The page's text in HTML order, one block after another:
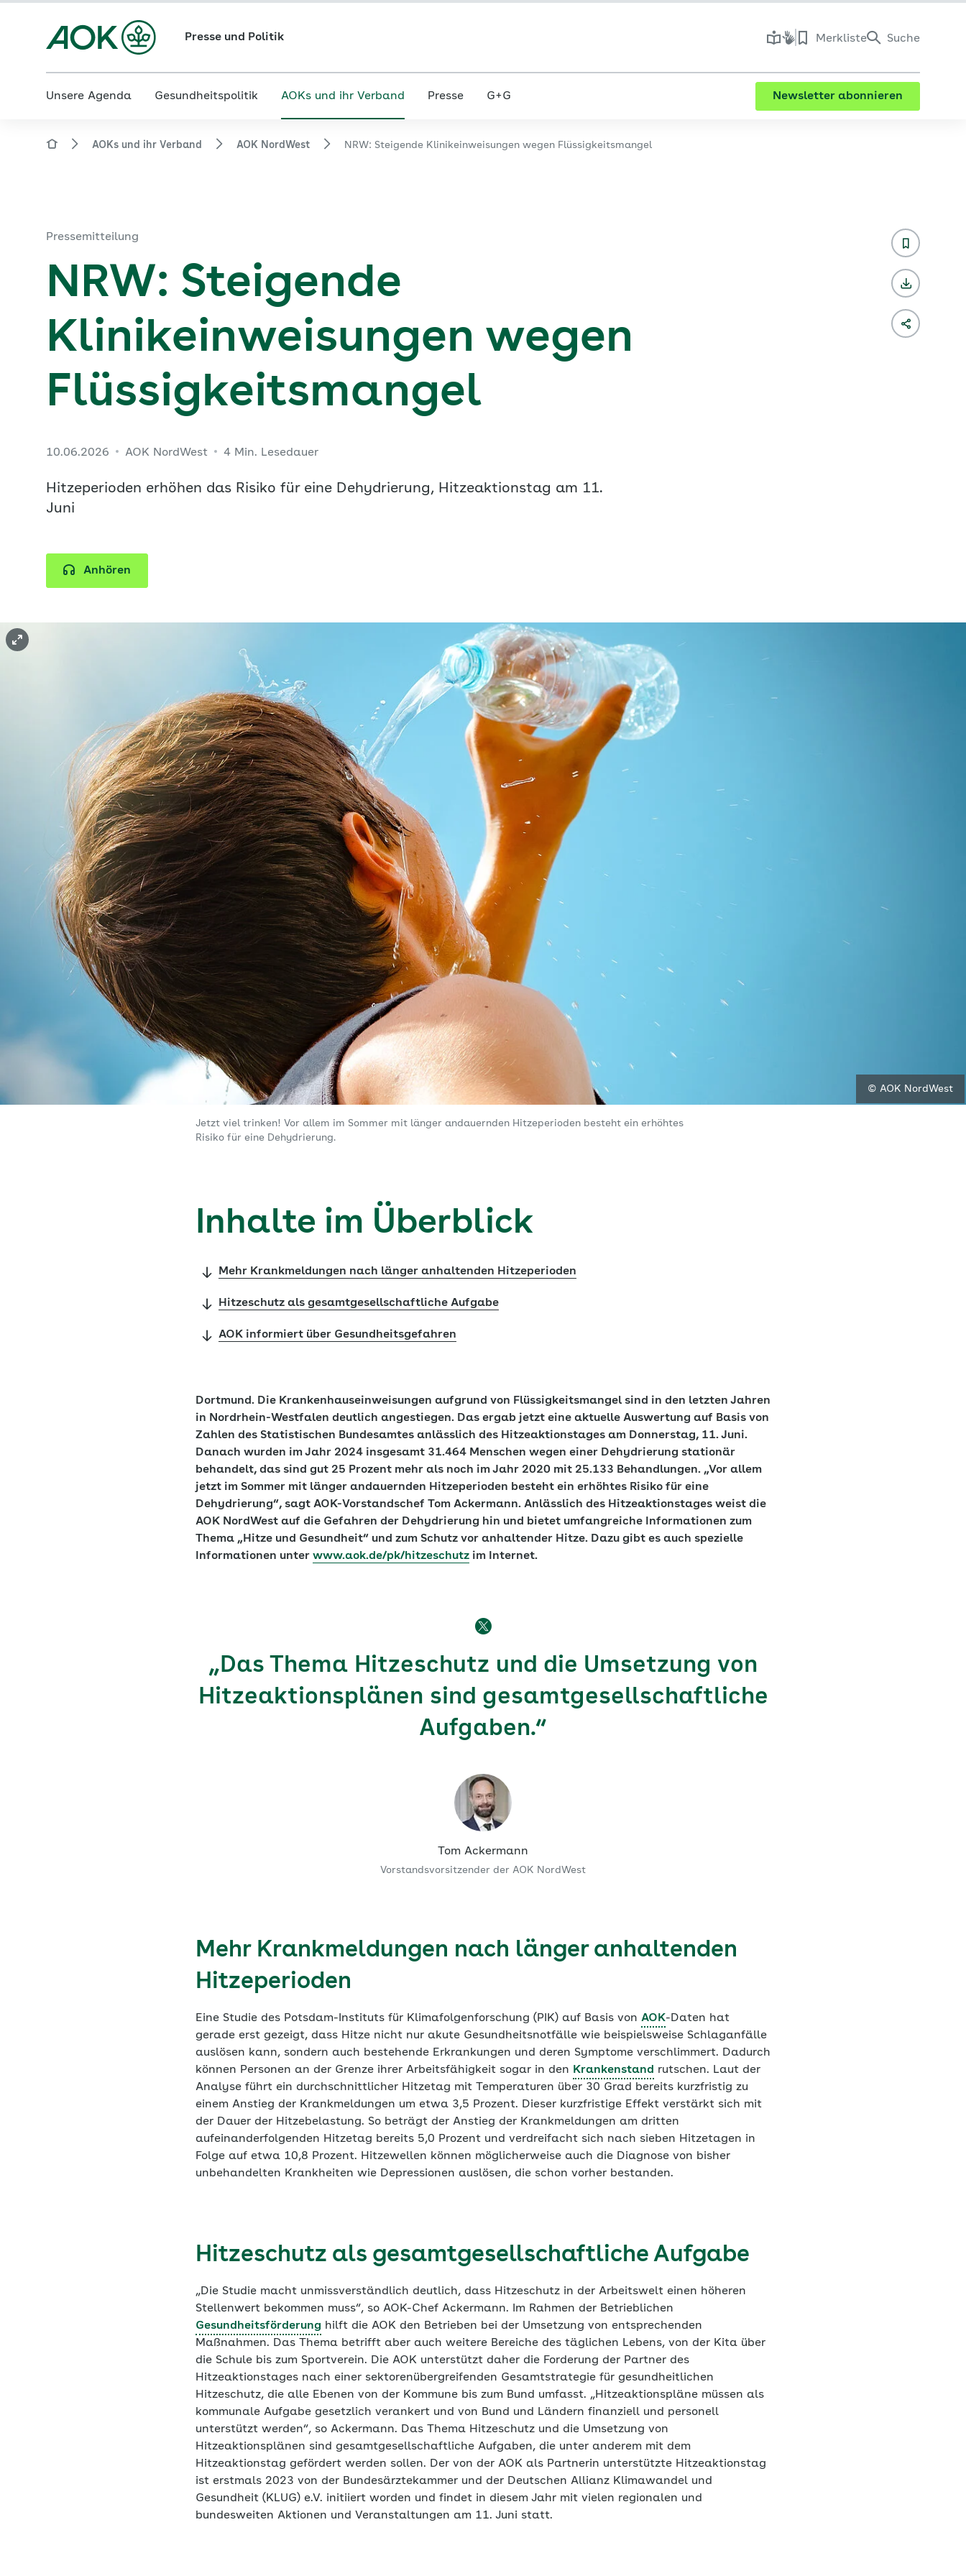
Presse und Politik Merkliste Suche
Unsere Agenda Gesundheitspolitik AOKs und ihr Verband Presse G+G Newsletter abonnieren
AOKs und ihr Verband AOK NordWest NRW: Steigende Klinikeinweisungen wegen Flüssigkeitsmangel
Pressemitteilung
NRW: Steigende
Klinikeinweisungen wegen
Flüssigkeitsmangel
10.06.2026 AOK NordWest 4 Min. Lesedauer
Hitzeperioden erhöhen das Risiko für eine Dehydrierung, Hitzeaktionstag am 11.
Juni
Anhören
© AOK NordWest
Jetzt viel trinken! Vor allem im Sommer mit länger andauernden Hitzeperioden besteht ein erhöhtes
Risiko für eine Dehydrierung.
Inhalte im Überblick
Mehr Krankmeldungen nach länger anhaltenden Hitzeperioden
Hitzeschutz als gesamtgesellschaftliche Aufgabe
AOK informiert über Gesundheitsgefahren
Dortmund. Die Krankenhauseinweisungen aufgrund von Flüssigkeitsmangel sind in den letzten Jahren
in Nordrhein-Westfalen deutlich angestiegen. Das ergab jetzt eine aktuelle Auswertung auf Basis von
Zahlen des Statistischen Bundesamtes anlässlich des Hitzeaktionstages am Donnerstag, 11. Juni.
Danach wurden im Jahr 2024 insgesamt 31.464 Menschen wegen einer Dehydrierung stationär
behandelt, das sind gut 25 Prozent mehr als noch im Jahr 2020 mit 25.133 Behandlungen. „Vor allem
jetzt im Sommer mit länger andauernden Hitzeperioden besteht ein erhöhtes Risiko für eine
Dehydrierung“, sagt AOK-Vorstandschef Tom Ackermann. Anlässlich des Hitzeaktionstages weist die
AOK NordWest auf die Gefahren der Dehydrierung hin und bietet umfangreiche Informationen zum
Thema „Hitze und Gesundheit“ und zum Schutz vor anhaltender Hitze. Dazu gibt es auch spezielle
Informationen unter www.aok.de/pk/hitzeschutz im Internet.
„Das Thema Hitzeschutz und die Umsetzung von
Hitzeaktionsplänen sind gesamtgesellschaftliche
Aufgaben.“
Tom Ackermann
Vorstandsvorsitzender der AOK NordWest
Mehr Krankmeldungen nach länger anhaltenden
Hitzeperioden
Eine Studie des Potsdam-Instituts für Klimafolgenforschung (PIK) auf Basis von AOK-Daten hat
gerade erst gezeigt, dass Hitze nicht nur akute Gesundheitsnotfälle wie beispielsweise Schlaganfälle
auslösen kann, sondern auch bestehende Erkrankungen und deren Symptome verschlimmert. Dadurch
können Personen an der Grenze ihrer Arbeitsfähigkeit sogar in den Krankenstand rutschen. Laut der
Analyse führt ein durchschnittlicher Hitzetag mit Temperaturen über 30 Grad bereits kurzfristig zu
einem Anstieg der Krankmeldungen um etwa 3,5 Prozent. Dieser kurzfristige Effekt verstärkt sich mit
der Dauer der Hitzebelastung. So beträgt der Anstieg der Krankmeldungen am dritten
aufeinanderfolgenden Hitzetag bereits 5,0 Prozent und verdreifacht sich nach sieben Hitzetagen in
Folge auf etwa 10,8 Prozent. Hitzewellen können möglicherweise auch die Diagnose von bisher
unbehandelten Krankheiten wie Depressionen auslösen, die schon vorher bestanden.
Hitzeschutz als gesamtgesellschaftliche Aufgabe
„Die Studie macht unmissverständlich deutlich, dass Hitzeschutz in der Arbeitswelt einen höheren
Stellenwert bekommen muss“, so AOK-Chef Ackermann. Im Rahmen der Betrieblichen
Gesundheitsförderung hilft die AOK den Betrieben bei der Umsetzung von entsprechenden
Maßnahmen. Das Thema betrifft aber auch weitere Bereiche des täglichen Lebens, von der Kita über
die Schule bis zum Sportverein. Die AOK unterstützt daher die Forderung der Partner des
Hitzeaktionstages nach einer sektorenübergreifenden Gesamtstrategie für gesundheitlichen
Hitzeschutz, die alle Ebenen von der Kommune bis zum Bund umfasst. „Hitzeaktionspläne müssen als
kommunale Aufgabe gesetzlich verankert und von Bund und Ländern finanziell und personell
unterstützt werden“, so Ackermann. Das Thema Hitzeschutz und die Umsetzung von
Hitzeaktionsplänen sind gesamtgesellschaftliche Aufgaben, die unter anderem mit dem
Hitzeaktionstag gefördert werden sollen. Der von der AOK als Partnerin unterstützte Hitzeaktionstag
ist erstmals 2023 von der Bundesärztekammer und der Deutschen Allianz Klimawandel und
Gesundheit (KLUG) e.V. initiiert worden und findet in diesem Jahr mit vielen regionalen und
bundesweiten Aktionen und Veranstaltungen am 11. Juni statt.